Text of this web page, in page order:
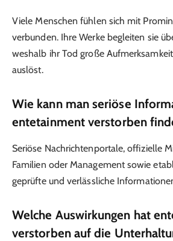
Viele Menschen fühlen sich mit
verbunden. Ihre Werke begleiten sie
weshalb ihr Tod große
auslöst.
Wie kann man seriöse
entetainment verstorben
Seriöse Nachrichtenportale, offizielle
Familien oder Management sowie
geprüfte und verlässliche
Welche Auswirkungen hat
verstorben auf die